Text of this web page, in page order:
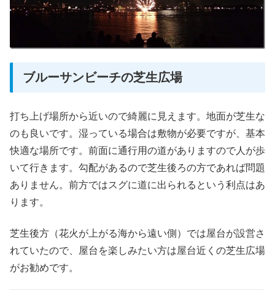
ブルーサンビーチの芝生広場
打ち上げ場所から近いので綺麗に見えます。地面が芝生な
のも良いです。湿っている場合は敷物が必要ですが、基本
快適な場所です。前面に通行用の道がありますので人が歩
いて行きます。勾配があるので芝生後ろの方であれば問題
ありません。前方ではスグに道に出られるという利点はあ
ります。
芝生後方（花火が上がる海から遠い側）では屋台が設営さ
れていたので、屋台を楽しみたい方は屋台近くの芝生広場
がお勧めです。